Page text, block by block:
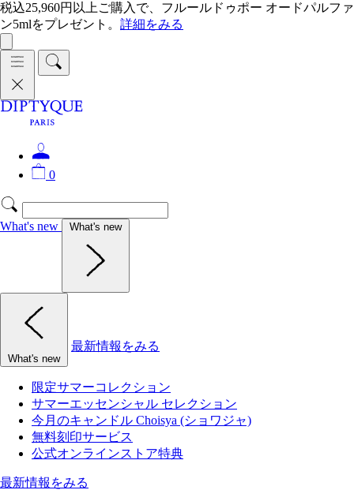
税込25,960円以上ご購入で、フルールドゥポー オードパルファ
ン5mlをプレゼント。 詳細をみる
0
What's new What's new
What's new
最新情報をみる
限定サマーコレクション
サマーエッセンシャル セレクション
今月のキャンドル Choisya (ショワジャ)
無料刻印サービス
公式オンラインストア特典
最新情報をみる